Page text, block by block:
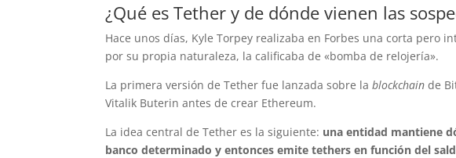
¿Qué es Tether y de dónde vienen las
Hace unos días, Kyle Torpey realizaba en Forbes una corta pero
por su propia naturaleza, la calificaba de «bomba de relojería».
La primera versión de Tether fue lanzada sobre lablockchain de
Vitalik Buterin antes de crear Ethereum.
La idea central de Tether es la siguiente: una entidad mantiene
banco determinado y entonces emite tethers en función del